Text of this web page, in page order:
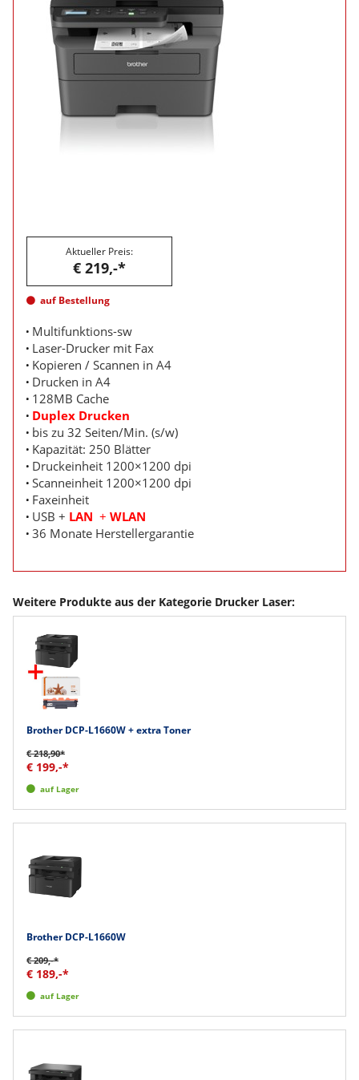
Aktueller Preis:
€ 219,-*
auf Bestellung
Multifunktions-sw
Laser-Drucker mit Fax
Kopieren / Scannen in A4
Drucken in A4
128MB Cache
Duplex Drucken
bis zu 32 Seiten/Min. (s/w)
Kapazität: 250 Blätter
Druckeinheit 1200×1200 dpi
Scanneinheit 1200×1200 dpi
Faxeinheit
USB + LAN + WLAN
36 Monate Herstellergarantie
Weitere Produkte aus der Kategorie Drucker Laser:
Brother DCP-L1660W + extra Toner
€ 218,90*
€ 199,-*
auf Lager
Brother DCP-L1660W
€ 209,-*
€ 189,-*
auf Lager